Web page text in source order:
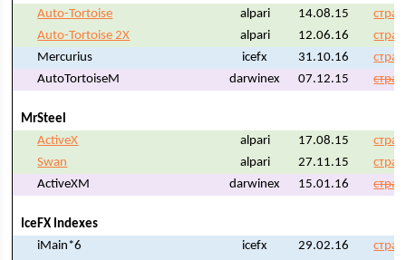
Auto-Tortoise
alpari 14.08.15
Auto-Tortoise 2X
alpari 12.06.16
Mercurius
icefx 31.10.16
AutoTortoiseM
darwinex 07.12.15
MrSteel
ActiveX
alpari 17.08.15
Swan
alpari 27.11.15
ActiveXM
darwinex 15.01.16
IceFX Indexes
iMain*6
icefx 29.02.16